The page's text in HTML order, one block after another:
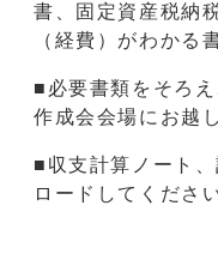
書、固定資産税納
（経費）がわかる
■必要書類をそろ
作成会会場にお越
■収支計算ノート
ロードしてください